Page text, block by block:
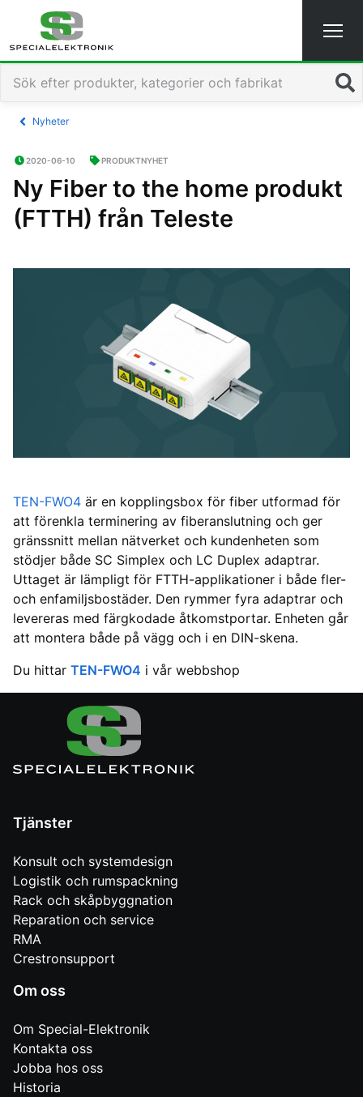
Sök
Nyheter
2020-06-10 PRODUKTNYHET
Ny Fiber to the home produkt
(FTTH) från Teleste
TEN-FWO4 är en kopplingsbox för fiber utformad för
att förenkla terminering av fiberanslutning och ger
gränssnitt mellan nätverket och kundenheten som
stödjer både SC Simplex och LC Duplex adaptrar.
Uttaget är lämpligt för FTTH-applikationer i både fler-
och enfamiljsbostäder. Den rymmer fyra adaptrar och
levereras med färgkodade åtkomstportar. Enheten går
att montera både på vägg och i en DIN-skena.
Du hittar TEN-FWO4 i vår webbshop
Tjänster
Konsult och systemdesign
Logistik och rumspackning
Rack och skåpbyggnation
Reparation och service
RMA
Crestronsupport
Om oss
Om Special-Elektronik
Kontakta oss
Jobba hos oss
Historia